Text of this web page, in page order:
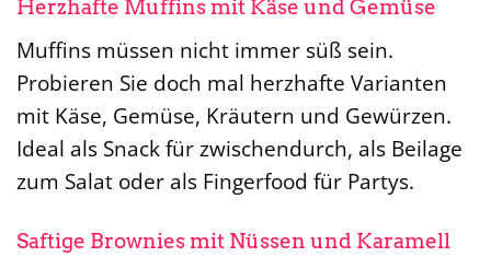
Herzhafte Muffins mit Käse und Gemüse
Muffins müssen nicht immer süß sein.
Probieren Sie doch mal herzhafte Varianten
mit Käse, Gemüse, Kräutern und Gewürzen.
Ideal als Snack für zwischendurch, als Beilage
zum Salat oder als Fingerfood für Partys.
Saftige Brownies mit Nüssen und Karamell